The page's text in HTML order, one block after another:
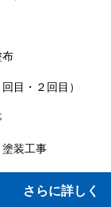
目・２回目）
装工事
さらに詳しく